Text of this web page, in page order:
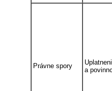
Právne spory
a